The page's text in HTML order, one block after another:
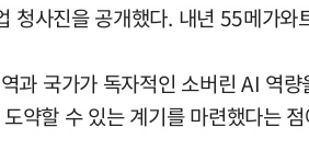
사진을 공개했다. 내년 55메가
과 국가가 독자적인 소버린 AI 역
약할 수 있는 계기를 마련했다는